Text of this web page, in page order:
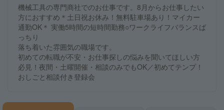
機械工具の専門商社でのお仕事です。8月からお仕事したい
方におすすめ＊土日祝お休み！無料駐車場あり！マイカー
通勤OK＊ 実働5時間の短時間勤務○ワークライフバランスば
っちり
落ち着いた雰囲気の職場です。
初めての転職が不安・お仕事探しの悩みを聞いてほしい方
必見！夜間・土曜開催・相談のみでもOK／初めてテンプ！
おしごと相談付き登録会